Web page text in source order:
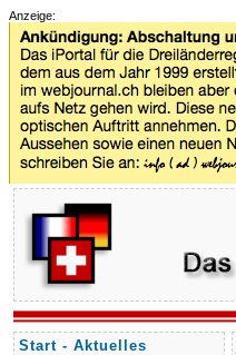
Anzeige:
Start - Aktuelles